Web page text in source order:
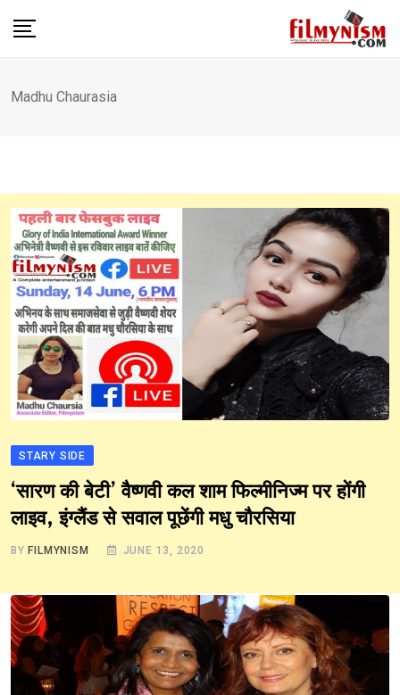
Madhu Chaurasia
STARY SIDE
‘सारण की बेटी’ वैष्णवी कल शाम फिल्मीनिज्म पर होंगी
लाइव, इंग्लैंड से सवाल पूछेंगी मधु चौरसिया
BY FILMYNISM JUNE 13, 2020